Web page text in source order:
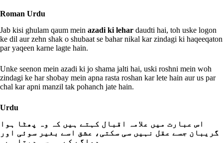
Roman Urdu
Jab kisi ghulam qaum mein azadi ki lehar daudti hai, toh uske logon
ke dil aur zehn shak o shubaat se bahar nikal kar zindagi ki haqeeqaton
par yaqeen karne lagte hain.
Unke seenon mein azadi ki jo shama jalti hai, uski roshni mein woh
zindagi ke har shobay mein apna rasta roshan kar lete hain aur us par
chal kar apni manzil tak pohanch jate hain.
Urdu
اس عبارت میں علامہ اقبال کہتے ہیں کہ وہ پھٹا ہوا
گریبان جسے عقل نہیں سی سکتی، عشق اسے بغیر سوئی اور